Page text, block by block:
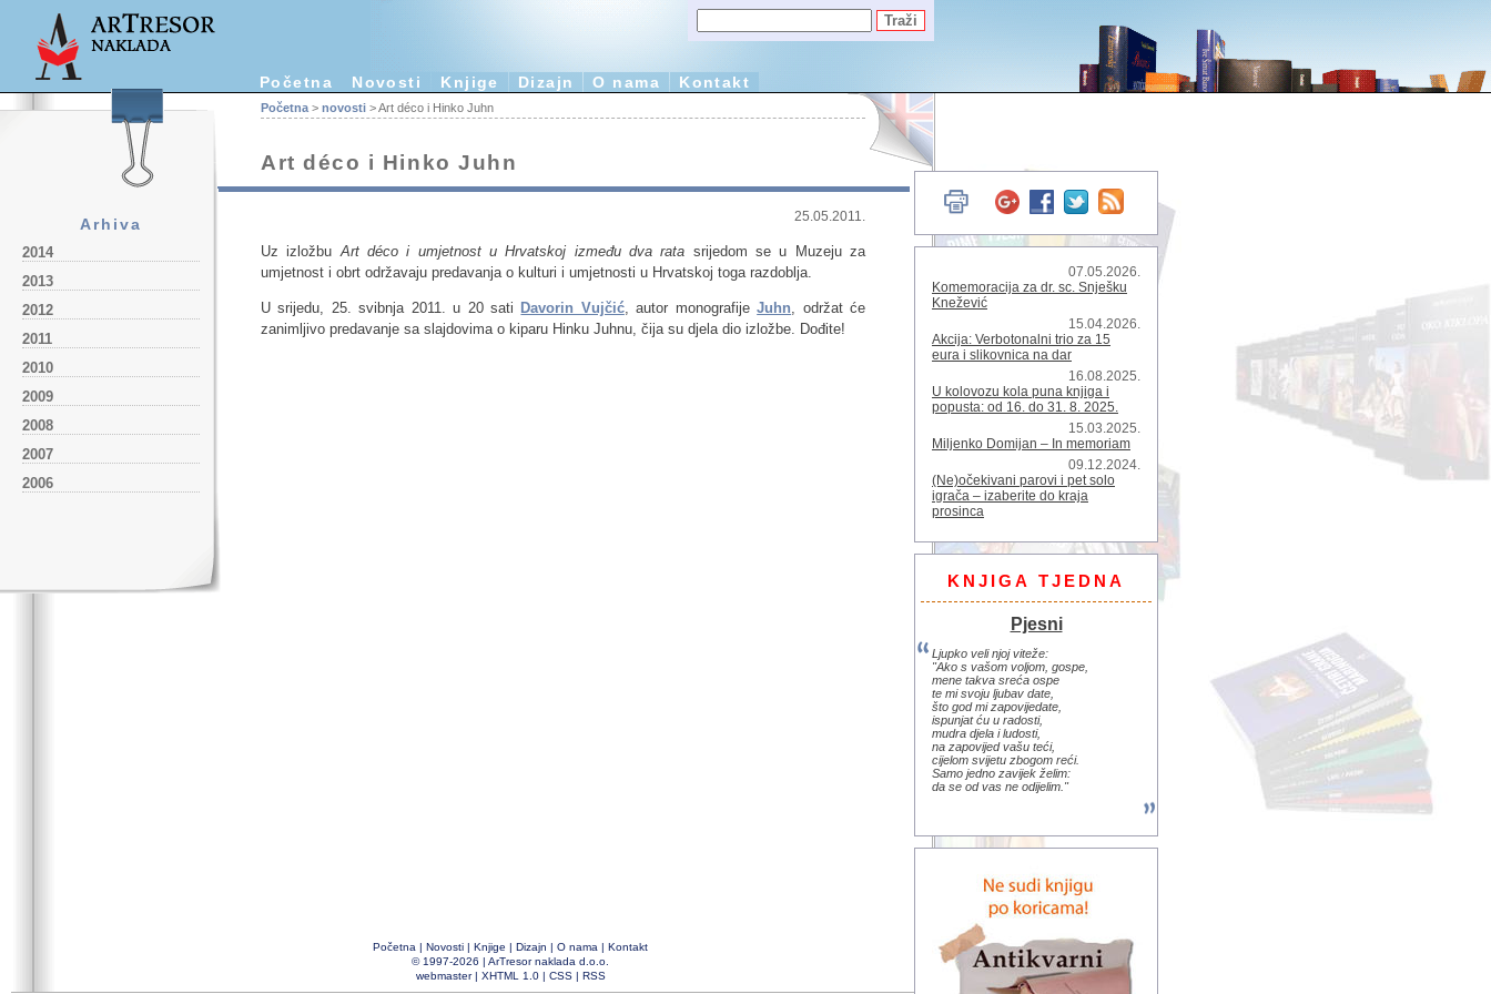
Početna Novosti Knjige Dizajn O nama Kontakt
Arhiva
2014
2013
2012
2011
2010
2009
2008
2007
2006
Početna > novosti > Art déco i Hinko Juhn
Art déco i Hinko Juhn
25.05.2011.
Uz izložbuArt déco i umjetnost u Hrvatskoj između dva rata srijedom se u Muzeju za
umjetnost i obrt održavaju predavanja o kulturi i umjetnosti u Hrvatskoj toga razdoblja.
U srijedu, 25. svibnja 2011. u 20 sati Davorin Vujčić, autor monografijeJuhn, održat će
zanimljivo predavanje sa slajdovima o kiparu Hinku Juhnu, čija su djela dio izložbe. Dođite!
Početna | Novosti | Knjige | Dizajn | O nama | Kontakt
© 1997-2026 | ArTresor naklada d.o.o.
webmaster| XHTML 1.0| CSS| RSS
07.05.2026.
Komemoracija za dr. sc. Snješku
Knežević
15.04.2026.
Akcija: Verbotonalni trio za 15
eura i slikovnica na dar
16.08.2025.
U kolovozu kola puna knjiga i
popusta: od 16. do 31. 8. 2025.
15.03.2025.
Miljenko Domijan – In memoriam
09.12.2024.
(Ne)očekivani parovi i pet solo
igrača – izaberite do kraja
prosinca
KNJIGA TJEDNA
Pjesni
Ljupko veli njoj viteže:
"Ako s vašom voljom, gospe,
mene takva sreća ospe
te mi svoju ljubav date,
što god mi zapovijedate,
ispunjat ću u radosti,
mudra djela i ludosti,
na zapovijed vašu teći,
cijelom svijetu zbogom reći.
Samo jedno zavijek želim:
da se od vas ne odijelim."